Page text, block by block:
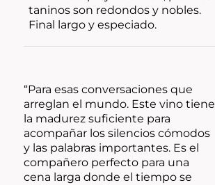
taninos son redondos y nobles.
Final largo y especiado.
“Para esas conversaciones que
arreglan el mundo. Este vino tiene
la madurez suficiente para
acompañar los silencios cómodos
y las palabras importantes. Es el
compañero perfecto para una
cena larga donde el tiempo se